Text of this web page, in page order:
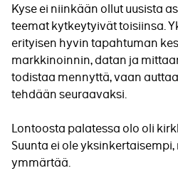
Kyse ei niinkään ollut uusista
teemat kytkeytyivät toisiinsa.
erityisen hyvin tapahtuman
markkinoinnin, datan ja
todistaa mennyttä, vaan
tehdään seuraavaksi.
Lontoosta palatessa olo oli
Suunta ei ole
ymmärtää.